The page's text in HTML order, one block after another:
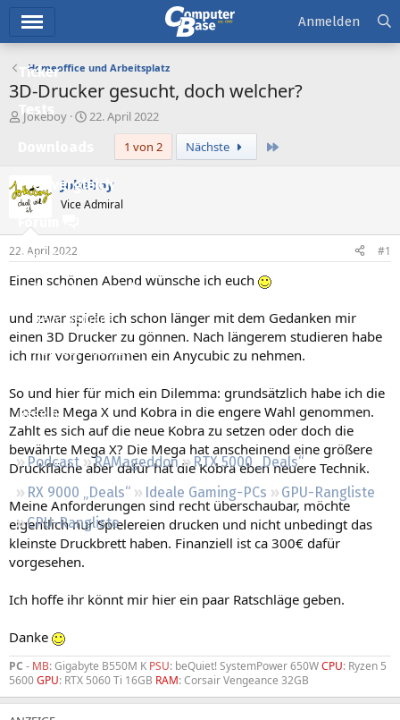
Ticker
Tests
Preisvergleich
Forum
Aktuelles
Empfohlene Inhalte
Neue Beiträge
Neueste Aktivitäten
Regeln
Podcast RAMageddon
RTX 5000 „Deals“
RX 9000 „Deals“
Ideale Gaming-PCs
GPU-Rangliste
CPU-Rangliste
Anmelden
Homeoffice und Arbeitsplatz
3D-Drucker gesucht, doch welcher?
E
l
e
Jokeboy
E
e
l
m
22. April 2022
1 von 2
Nächste
Jokeboy
Vice Admiral
22. April 2022 #1
Einen schönen Abend wünsche ich euch
und zwar spiele ich schon länger mit dem Gedanken mir
einen 3D Drucker zu gönnen. Nach längerem studieren habe
ich mir vorgenommen ein Anycubic zu nehmen.
So und hier für mich ein Dilemma: grundsätzlich habe ich die
Modelle Mega X und Kobra in die engere Wahl genommen.
Zahlt es sich auf die neue Kobra zu setzen oder doch die
bewährte Mega X? Die Mega hat anscheinend eine größere
Druckfläche aber dafür hat die Kobra eben neuere Technik.
Meine Anforderungen sind recht überschaubar, möchte
eigentlich nur Spielereien drucken und nicht unbedingt das
kleinste Druckbrett haben. Finanziell ist ca 300€ dafür
vorgesehen.
Ich hoffe ihr könnt mir hier ein paar Ratschläge geben.
Danke
PC - MB: Gigabyte B550M K PSU: beQuiet! SystemPower 650WCPU: Ryzen 5
5600GPU: RTX 5060 Ti 16GB RAM: Corsair Vengeance 32GB